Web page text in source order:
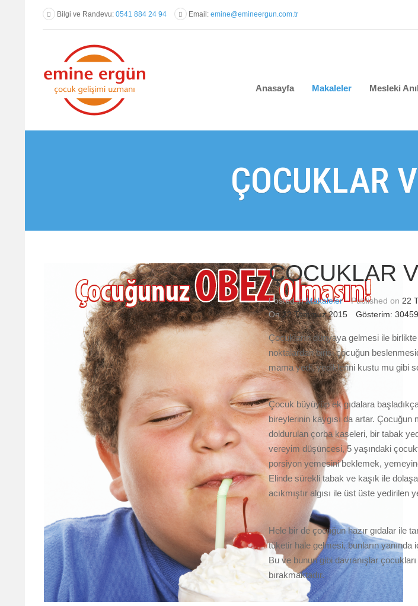
Bilgi ve Randevu: 0541 884 24 94 Email: emine@emineergun.com.tr
Anasayfa Makaleler Mesleki
ÇOCUKLAR
ÇOCUKLAR
Posted in Makaleler Published on 22
On22 Temmuz 2015 Gösterim: 30459
Çocukların dünyaya gelmesi ile
noktalardan birisi çocuğun
mama yedi, yediklerini kustu mu gibi
Çocuk büyüyüp ek gıdalara
bireylerinin kaygısı da artar.
doldurulan çorba kaseleri, bir tabak
vereyim düşüncesi, 5 yaşındaki
porsiyon yemesini beklemek,
Elinde sürekli tabak ve kaşık ile
acıkmıştır algısı ile üst üste
Hele bir de çocuğun hazır gıdalar ile
tüketir hale gelmesi, bunların
Bu ve bunun gibi davranışlar
bırakmaktadır.